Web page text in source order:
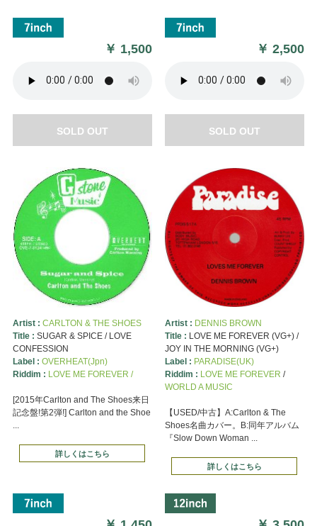
￥ 1,500
SOLD OUT
￥2,500
SOLD OUT
Artist : CARLTON & THE SHOES
Title : SUGAR & SPICE / LOVE
CONFESSION
Label : OVERHEAT(Jpn)
Riddim : LOVE ME FOREVER /
[2015年Carlton and The Shoes来日
記念盤!第2弾!] Carlton and the Shoe
...
詳しくはこちら
Artist : DENNIS BROWN
Title : LOVE ME FOREVER (VG+) /
JOY IN THE MORNING (VG+)
Label : PARADISE(UK)
Riddim : LOVE ME FOREVER /
WORLD A MUSIC
【USED/中古】A:Carlton & The
Shoes名曲カバー。B:同年アルバム
『Slow Down Woman ...
詳しくはこちら